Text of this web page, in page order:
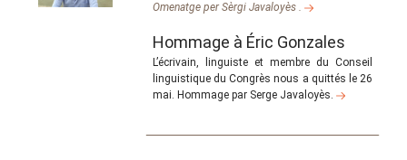
Omenatge per Sèrgi Javaloyès .
Hommage à Éric Gonzales
L’écrivain, linguiste et membre du Conseil
linguistique du Congrès nous a quittés le 26
mai. Hommage par Serge Javaloyès.